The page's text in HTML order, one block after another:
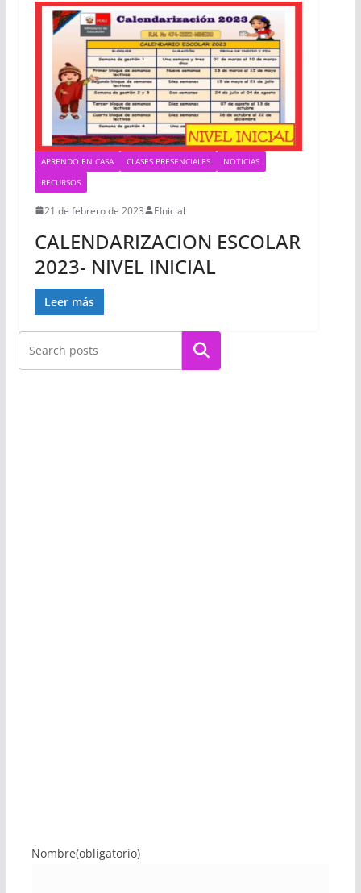
APRENDO EN CASA CLASES PRESENCIALES
NOTICIAS
RECURSOS
21 de febrero de 2023 EInicial
CALENDARIZACION ESCOLAR
2023- NIVEL INICIAL
Leer más
Buscar
Nombre(obligatorio)